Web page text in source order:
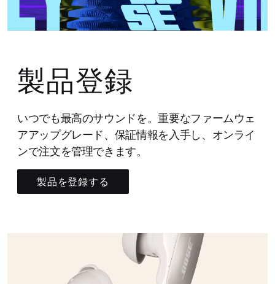
製品登録
いつでも最高のサウンドを。重要なファームウェ
アアップグレード、保証情報を入手し、オンライ
ンで注文を管理できます。
製品を登録する